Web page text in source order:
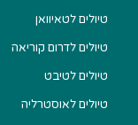
טיולים לטאיוואן
טיולים לדרום קוריאה
טיולים לטיבט
טיולים לאוסטרליה